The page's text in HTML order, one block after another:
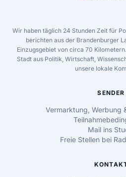
Wir haben täglich 24 Stunden Zeit für
berichten aus der Brandenburger
Einzugsgebiet von circa 70
Stadt aus Politik, Wirtschaft,
unsere lokale
SENDER
Vermarktung, Werbung
Mail ins
Freie Stellen bei